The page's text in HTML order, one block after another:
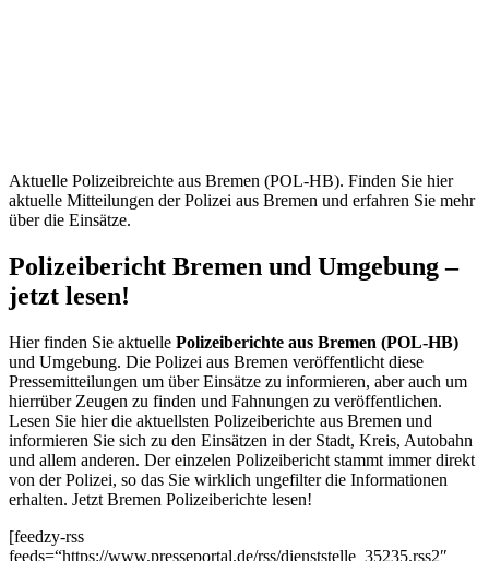
Aktuelle Polizeibreichte aus Bremen (POL-HB). Finden Sie hier
aktuelle Mitteilungen der Polizei aus Bremen und erfahren Sie mehr
über die Einsätze.
Polizeibericht Bremen und Umgebung –
jetzt lesen!
Hier finden Sie aktuelle Polizeiberichte aus Bremen (POL-HB)
und Umgebung. Die Polizei aus Bremen veröffentlicht diese
Pressemitteilungen um über Einsätze zu informieren, aber auch um
hierrüber Zeugen zu finden und Fahnungen zu veröffentlichen.
Lesen Sie hier die aktuellsten Polizeiberichte aus Bremen und
informieren Sie sich zu den Einsätzen in der Stadt, Kreis, Autobahn
und allem anderen. Der einzelen Polizeibericht stammt immer direkt
von der Polizei, so das Sie wirklich ungefilter die Informationen
erhalten. Jetzt Bremen Polizeiberichte lesen!
[feedzy-rss
feeds=“https://www.presseportal.de/rss/dienststelle_35235.rss2″